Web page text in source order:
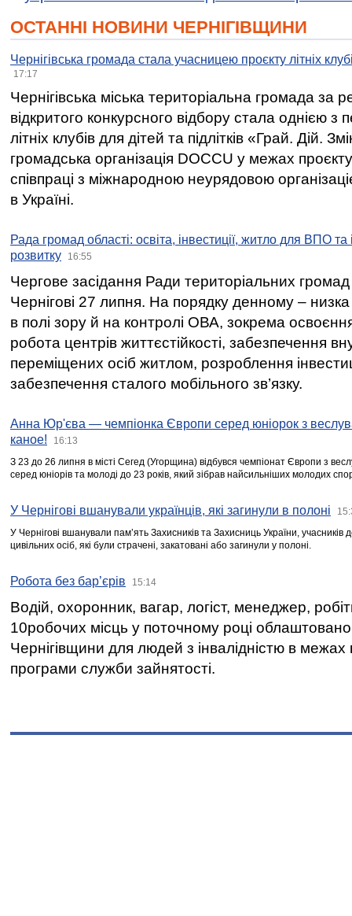
ОСТАННІ НОВИНИ ЧЕРНІГІВЩИНИ
Чернігівська громада стала учасницею проєкту літніх
17:17
Чернігівська міська територіальна громада за
відкритого конкурсного відбору стала однією
літніх клубів для дітей та підлітків «Грай. Дій.
громадська організація DOCCU у межах
співпраці з міжнародною неурядовою
в Україні.
Рада громад області: освіта, інвестиції, житло для ВПО
розвитку
16:55
Чергове засідання Ради територіальних громад
Чернігові 27 липня. На порядку денному –
в полі зору й на контролі ОВА, зокрема освоєння
робота центрів життєстійкості, забезпечення
переміщених осіб житлом, розроблення
забезпечення сталого мобільного зв’язку.
Анна Юр'єва — чемпіонка Європи серед юніорок з
каное!
16:13
З 23 до 26 липня в місті Сегед (Угорщина) відбувся чемпіонат Європи з
серед юніорів та молоді до 23 років, який зібрав найсильніших молодих
У Чернігові вшанували українців, які загинули в полоні
У Чернігові вшанували пам’ять Захисників та Захисниць України,
цивільних осіб, які були страчені, закатовані або загинули у полоні.
Робота без бар’єрів 15:14
Водій, охоронник, вагар, логіст, менеджер,
10робочих місць у поточному році
Чернігівщини для людей з інвалідністю в межах
програми служби зайнятості.